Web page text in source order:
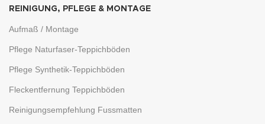
REINIGUNG, PFLEGE & MONTAGE
Aufmaß / Montage
Pflege Naturfaser-Teppichböden
Pflege Synthetik-Teppichböden
Fleckentfernung Teppichböden
Reinigungsempfehlung Fussmatten